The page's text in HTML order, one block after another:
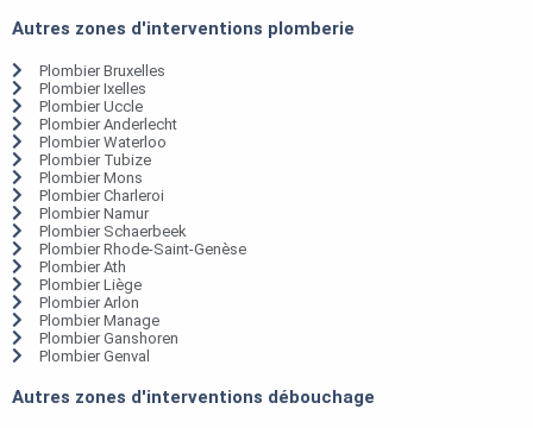
Autres zones d'interventions plomberie
Plombier Bruxelles
Plombier Ixelles
Plombier Uccle
Plombier Anderlecht
Plombier Waterloo
Plombier Tubize
Plombier Mons
Plombier Charleroi
Plombier Namur
Plombier Schaerbeek
Plombier Rhode-Saint-Genèse
Plombier Ath
Plombier Liège
Plombier Arlon
Plombier Manage
Plombier Ganshoren
Plombier Genval
Autres zones d'interventions débouchage